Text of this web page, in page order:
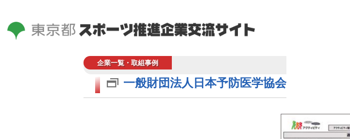
企業一覧・取組事例
一般財団法人日本予防医学協会